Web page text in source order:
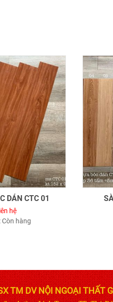
DÁN CTC 01
hệ
Còn hàng
TM DV NỘI NGOẠI THẤT